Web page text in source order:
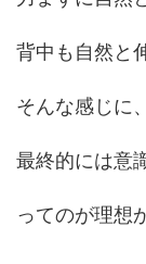
背中も自然と
そんな感じに
最終的には意
ってのが理想